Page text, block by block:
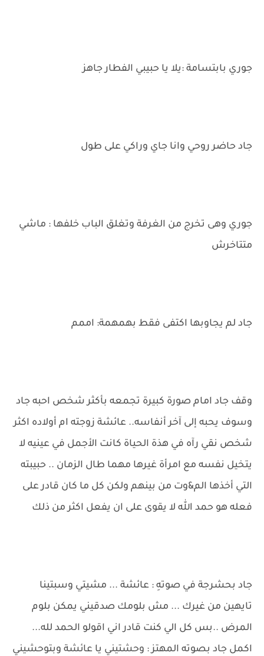
جوري بابتسامة :يلا يا حبيبي الفطار جاهز
جاد حاضر روحي وانا جاي وراكي على طول
جوري وهى تخرج من الغرفة وتغلق الباب خلفها : ماشي
متتاخرش
جاد لم يجاوبها اكتفى فقط بهمهمة: اممم
وقف جاد امام صورة كبيرة تجمعه بأكثر شخص احبه جاد
وسوف يحبه إلى آخر أنفاسه.. عائشة زوجته ام أولاده اكثر
شخص نقي رآه في هذة الحياة كانت الأجمل في عينيه لا
يتخيل نفسه مع امرأة غيرها مهما طال الزمان .. حبيبته
التي أخذها الم&وت من بينهم ولكن كل ما كان قادر على
فعله هو حمد الله لا يقوى على ان يفعل اكثر من ذلك
جاد بحشرجة في صوتهِ : عائشة ... مشيتي وسبتينا
تايهين من غيرك ... مش بلومك صدقيني يمكن بلوم
المرض ..بس كل الي كنت قادر اني اقولو الحمد لله...
اكمل جاد بصوته المهتز : وحشتيني يا عائشة وبتوحشيني